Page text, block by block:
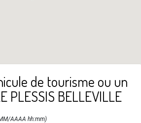
de tourisme ou un
PLESSIS BELLEVILLE
AAAA hh:mm)